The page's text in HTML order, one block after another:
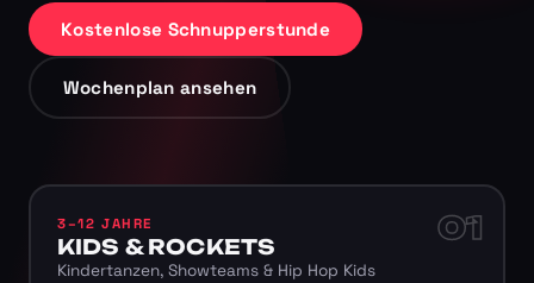
Kostenlose Schnupperstunde
Wochenplan ansehen
01
3–12 JAHRE
KIDS & ROCKETS
Kindertanzen, Showteams & Hip Hop Kids